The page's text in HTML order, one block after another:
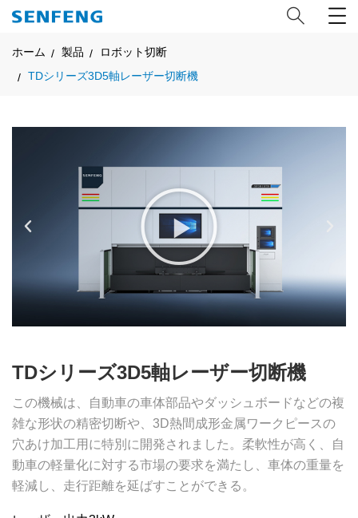
ホーム 製品
ロボット切断
TDシリーズ3D5軸レーザー切断機
TDシリーズ3D5軸レーザー切断機
この機械は、自動車の車体部品やダッシュボードなどの複
雑な形状の精密切断や、3D熱間成形金属ワークピースの
穴あけ加工用に特別に開発されました。柔軟性が高く、自
動車の軽量化に対する市場の要求を満たし、車体の重量を
軽減し、走行距離を延ばすことができる。